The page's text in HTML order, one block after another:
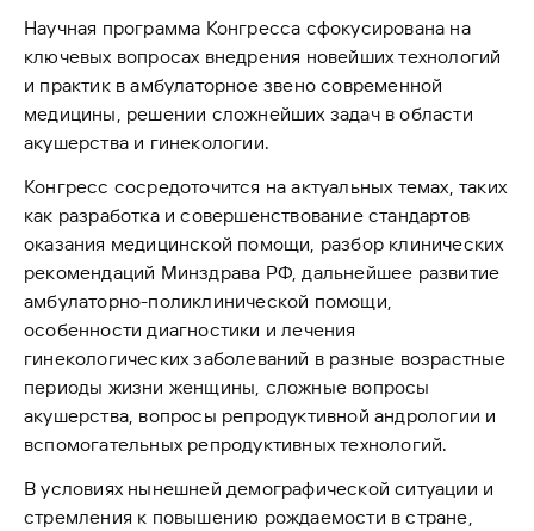
Научная программа Конгресса сфокусирована на
ключевых вопросах внедрения новейших технологий
и практик в амбулаторное звено современной
медицины, решении сложнейших задач в области
акушерства и гинекологии.
Конгресс сосредоточится на актуальных темах, таких
как разработка и совершенствование стандартов
оказания медицинской помощи, разбор клинических
рекомендаций Минздрава РФ, дальнейшее развитие
амбулаторно-поликлинической помощи,
особенности диагностики и лечения
гинекологических заболеваний в разные возрастные
периоды жизни женщины, сложные вопросы
акушерства, вопросы репродуктивной андрологии и
вспомогательных репродуктивных технологий.
В условиях нынешней демографической ситуации и
стремления к повышению рождаемости в стране,